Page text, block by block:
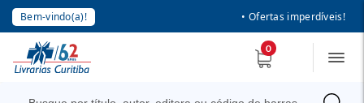
Bem-vindo(a)! • Ofertas imperdíveis!
0